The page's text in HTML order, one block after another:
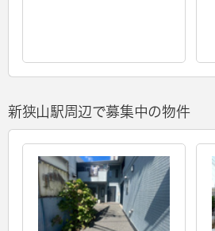
新狭山駅周辺で募集中の物件